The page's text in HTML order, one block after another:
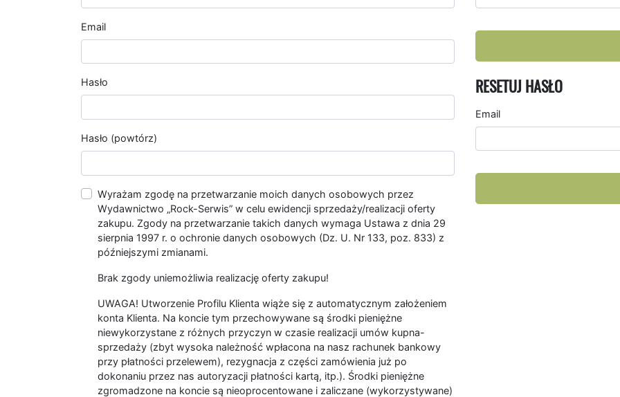
Email
Hasło
Hasło (powtórz)
Wyrażam zgodę na przetwarzanie moich danych osobowych przez
Wydawnictwo „Rock-Serwis” w celu ewidencji sprzedaży/realizacji oferty
zakupu. Zgody na przetwarzanie takich danych wymaga Ustawa z dnia 29
sierpnia 1997 r. o ochronie danych osobowych (Dz. U. Nr 133, poz. 833) z
późniejszymi zmianami.
Brak zgody uniemożliwia realizację oferty zakupu!
UWAGA! Utworzenie Profilu Klienta wiąże się z automatycznym założeniem
konta Klienta. Na koncie tym przechowywane są środki pieniężne
niewykorzystane z różnych przyczyn w czasie realizacji umów kupna-
sprzedaży (zbyt wysoka należność wpłacona na nasz rachunek bankowy
przy płatności przelewem), rezygnacja z części zamówienia już po
dokonaniu przez nas autoryzacji płatności kartą, itp.). Środki pieniężne
zgromadzone na koncie są nieoprocentowane i zaliczane (wykorzystywane)
RESETUJ HASŁO
Email